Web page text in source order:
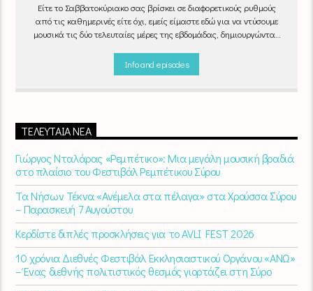
Είτε το Σαββατοκύριακο σας βρίσκει σε διαφορετικούς ρυθμούς
από τις καθημερινές είτε όχι, εμείς είμαστε εδώ για να ντύσουμε
μουσικά τις δύο τελευταίες μέρες της εβδομάδας, δημιουργώντας
Info and episodes
ΤΕΛΕΥΤΑΊΑ ΝΈΑ
Γιώργος Νταλάρας «Ρεμπέτικο»: Μια μεγάλη μουσική βραδιά
στο πλαίσιο του Φεστιβάλ Ρεμπέτικου Σύρου
Τα Νήσων Τέκνα «Ανέμελα στα πέλαγα» στα Χρούσσα Σύρου
– Παρασκευή 7 Αυγούστου
Κερδίστε διπλές προσκλήσεις για το AVLI FEST 2026
10 χρόνια Διεθνές Φεστιβάλ Εκκλησιαστικού Οργάνου «ΑΝΩ»
– Ένας διεθνής πολιτιστικός θεσμός γιορτάζει στη Σύρο​